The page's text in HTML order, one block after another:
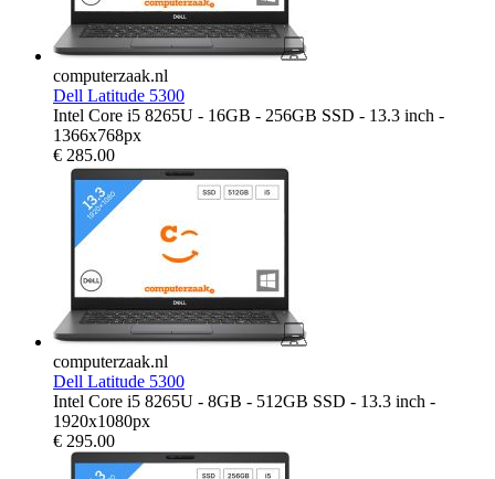
computerzaak.nl
Dell Latitude 5300
Intel Core i5 8265U - 16GB - 256GB SSD - 13.3 inch -
1366x768px
€ 285.00
computerzaak.nl
Dell Latitude 5300
Intel Core i5 8265U - 8GB - 512GB SSD - 13.3 inch -
1920x1080px
€ 295.00